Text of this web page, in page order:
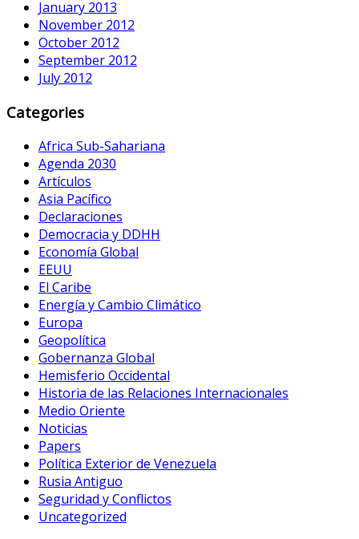
January 2013
November 2012
October 2012
September 2012
July 2012
Categories
Africa Sub-Sahariana
Agenda 2030
Artículos
Asia Pacífico
Declaraciones
Democracia y DDHH
Economía Global
EEUU
El Caribe
Energía y Cambio Climático
Europa
Geopolítica
Gobernanza Global
Hemisferio Occidental
Historia de las Relaciones Internacionales
Medio Oriente
Noticias
Papers
Política Exterior de Venezuela
Rusia Antiguo
Seguridad y Conflictos
Uncategorized